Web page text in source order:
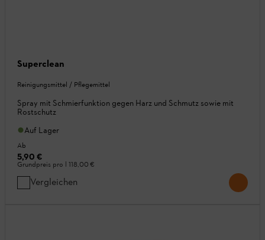
Superclean
Reinigungsmittel / Pflegemittel
Spray mit Schmierfunktion gegen Harz und Schmutz sowie mit
Rostschutz
Auf Lager
Ab
5,90 €
Grundpreis pro l 118,00 €
Vergleichen